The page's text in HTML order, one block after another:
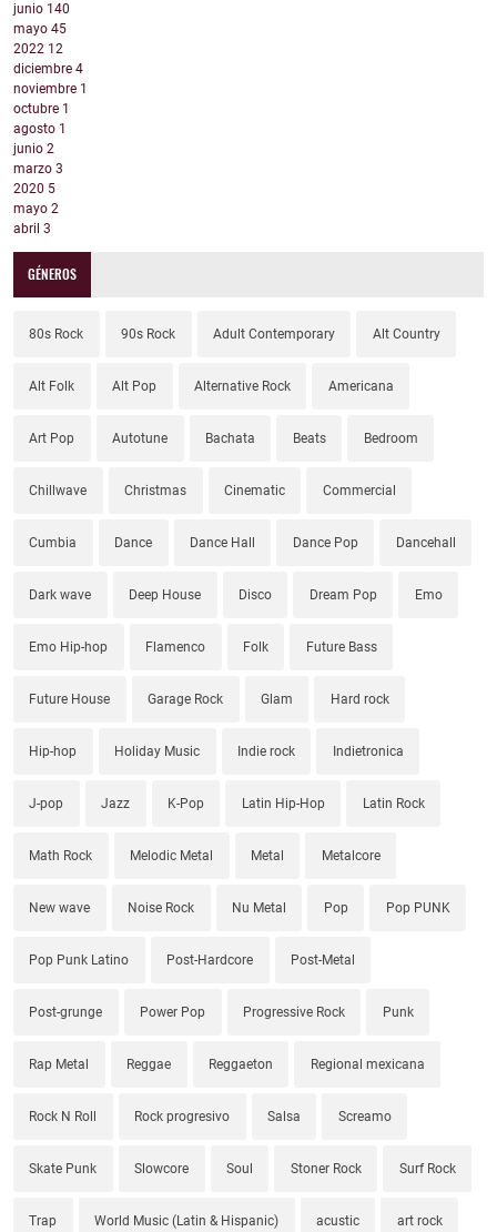
junio 140
mayo 45
2022 12
diciembre 4
noviembre 1
octubre 1
agosto 1
junio 2
marzo 3
2020 5
mayo 2
abril 3
GÉNEROS
80s Rock 90s Rock Adult Contemporary Alt Country
Alt Folk Alt Pop Alternative Rock Americana
Art Pop Autotune Bachata Beats Bedroom
Chillwave Christmas Cinematic Commercial
Cumbia Dance Dance Hall Dance Pop Dancehall
Dark wave Deep House Disco Dream Pop Emo
Emo Hip-hop Flamenco Folk Future Bass
Future House Garage Rock Glam Hard rock
Hip-hop Holiday Music Indie rock Indietronica
J-pop Jazz K-Pop Latin Hip-Hop Latin Rock
Math Rock Melodic Metal Metal Metalcore
New wave Noise Rock Nu Metal Pop Pop PUNK
Pop Punk Latino Post-Hardcore Post-Metal
Post-grunge Power Pop Progressive Rock Punk
Rap Metal Reggae Reggaeton Regional mexicana
Rock N Roll Rock progresivo Salsa Screamo
Skate Punk Slowcore Soul Stoner Rock Surf Rock
Trap World Music (Latin & Hispanic) acustic art rock